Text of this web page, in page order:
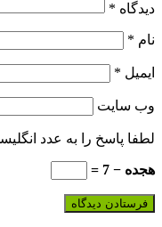
دیدگاه *
نام *
ایمیل *
وب‌ سایت
لطفا پاسخ را به عدد
هجده − 7 =